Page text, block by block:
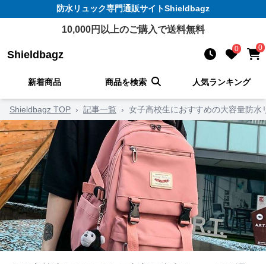
防水リュック専門通販サイトShieldbagz
10,000円以上のご購入で送料無料
Shieldbagz 0 0
新着商品 商品を検索 人気ランキング
Shieldbagz TOP › 記事一覧 › 女子高校生におすすめの大容量防水